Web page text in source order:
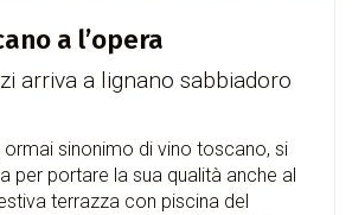
a l’opera
arriva a lignano sabbiadoro
ormai sinonimo di vino toscano, si
per portare la sua qualità anche al
terrazza con piscina del